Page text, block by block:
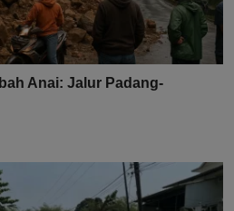
Anai: Jalur Padang-